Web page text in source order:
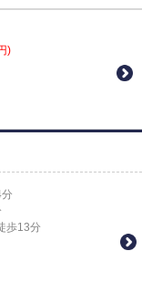
)
分
歩13分